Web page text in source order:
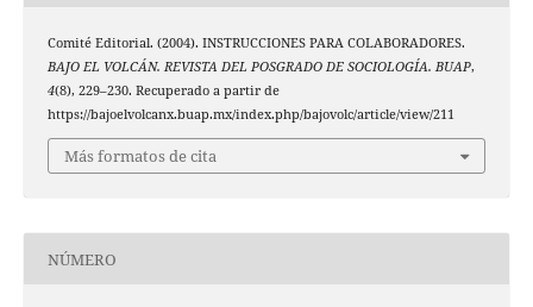
Comité Editorial. (2004). INSTRUCCIONES PARA COLABORADORES.
BAJO EL VOLCÁN. REVISTA DEL POSGRADO DE SOCIOLOGÍA. BUAP,
4(8), 229–230. Recuperado a partir de
https://bajoelvolcanx.buap.mx/index.php/bajovolc/article/view/211
Más formatos de cita
NÚMERO